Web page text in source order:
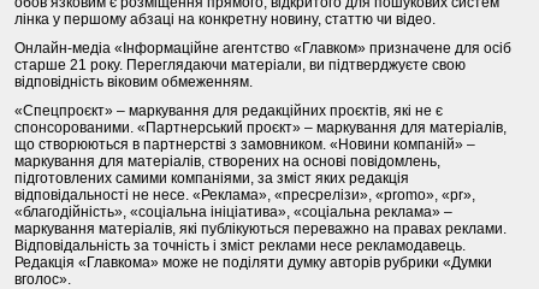
лінка у першому абзаці на конкретну новину, статтю чи відео.
Онлайн-медіа «Інформаційне агентство «Главком» призначене для осіб
старше 21 року. Переглядаючи матеріали, ви підтверджуєте свою
відповідність віковим обмеженням.
«Спецпроєкт» – маркування для редакційних проєктів, які не є
спонсорованими. «Партнерський проєкт» – маркування для матеріалів,
що створюються в партнерстві з замовником. «Новини компаній» –
маркування для матеріалів, створених на основі повідомлень,
підготовлених самими компаніями, за зміст яких редакція
відповідальності не несе. «Реклама», «пресрелізи», «promo», «pr»,
«благодійність», «соціальна ініціатива», «соціальна реклама» –
маркування матеріалів, які публікуються переважно на правах реклами.
Відповідальність за точність і зміст реклами несе рекламодавець.
Редакція «Главкома» може не поділяти думку авторів рубрики «Думки
вголос».